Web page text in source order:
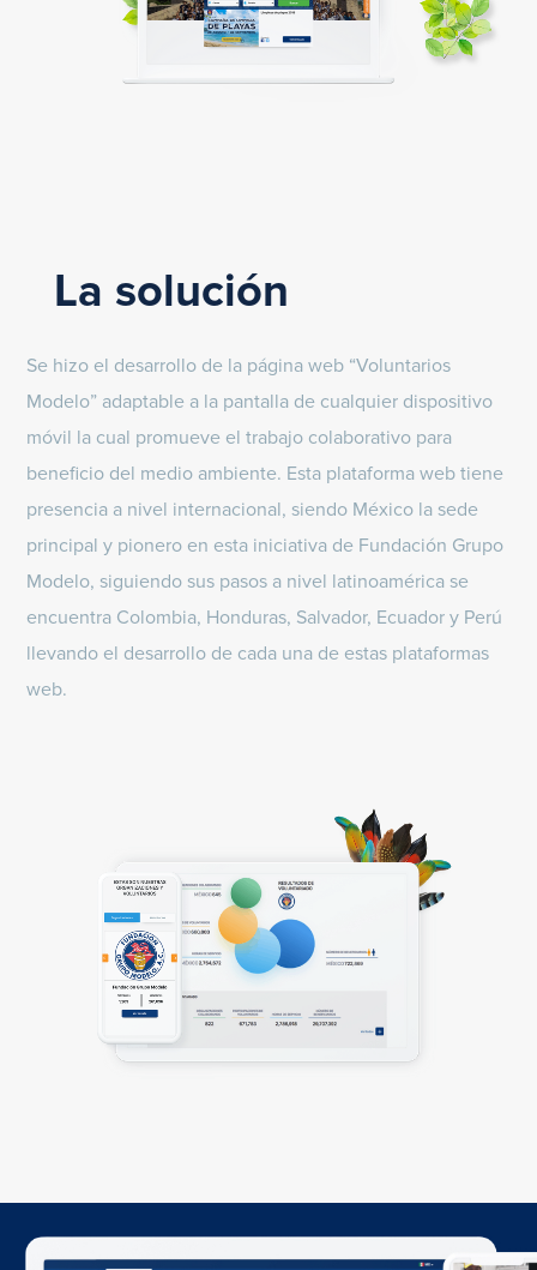
La solución
Se hizo el desarrollo de la página web “Voluntarios
Modelo” adaptable a la pantalla de cualquier dispositivo
móvil la cual promueve el trabajo colaborativo para
beneficio del medio ambiente. Esta plataforma web tiene
presencia a nivel internacional, siendo México la sede
principal y pionero en esta iniciativa de Fundación Grupo
Modelo, siguiendo sus pasos a nivel latinoamérica se
encuentra Colombia, Honduras, Salvador, Ecuador y Perú
llevando el desarrollo de cada una de estas plataformas
web.